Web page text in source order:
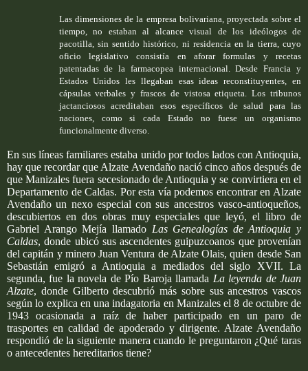
Las dimensiones de la empresa bolivariana, proyectada sobre el
tiempo, no estaban al alcance visual de los ideólogos de
pacotilla, sin sentido histórico, ni residencia en la tierra, cuyo
oficio legislativo consistía en aforar formulas y recetas
patentadas de la farmacopea internacional. Desde Francia y
Estados Unidos les llegaban esas ideas reconstituyentes, en
cápsulas verbales y frascos de vistosa etiqueta. Los tribunos
jactanciosos acreditaban esos específicos de salud para las
naciones, como si cada Estado no fuese un organismo
funcionalmente diverso.
En sus líneas familiares estaba unido por todos lados con Antioquia,
hay que recordar que Alzate Avendaño nació cinco años después de
que Manizales fuera secesionado de Antioquia y se convirtiera en el
Departamento de Caldas. Por esta vía podemos encontrar en Alzate
Avendaño un nexo especial con sus ancestros vasco-antioqueños,
descubiertos en dos obras muy especiales que leyó, el libro de
Gabriel Arango Mejía llamado Las Genealogías de Antioquia y
Caldas, donde ubicó sus ascendentes guipuzcoanos que provenían
del capitán y minero Juan Ventura de Alzate Olais, quien desde San
Sebastián emigró a Antioquia a mediados del siglo XVII. La
segunda, fue la novela de Pío Baroja llamada La leyenda de Juan
Alzate, donde Gilberto descubrió más sobre sus ancestros vascos
según lo explica en una indagatoria en Manizales el 8 de octubre de
1943 ocasionada a raíz de haber participado en un paro de
trasportes en calidad de apoderado y dirigente. Alzate Avendaño
respondió de la siguiente manera cuando le preguntaron ¿Qué taras
o antecedentes hereditarios tiene?